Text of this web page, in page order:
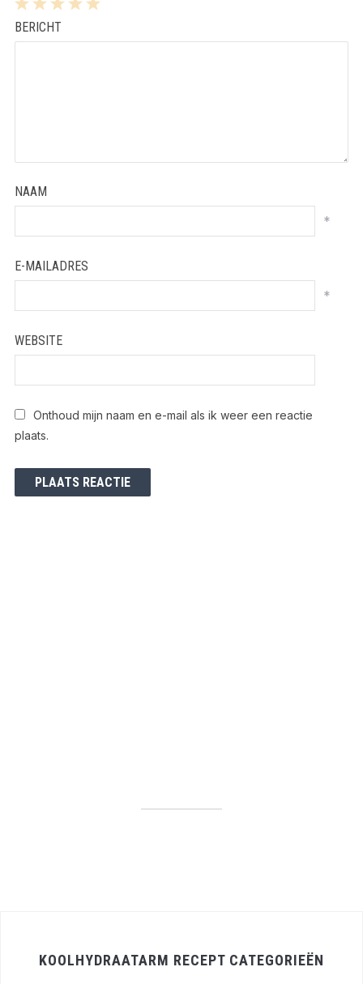
3
2
1
BERICHT
NAAM
*
E-MAILADRES
*
WEBSITE
Onthoud mijn naam en e-mail als ik weer een reactie
plaats.
KOOLHYDRAATARM RECEPT CATEGORIEËN